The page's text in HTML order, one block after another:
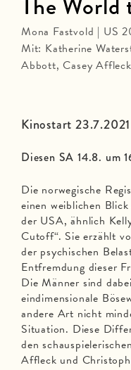
Kinostart 23.7.2021
Diesen SA 14.8. um
Die norwegische
einen weiblichen
der USA, ähnlich
Cutoff“. Sie erzählt
der psychischen
Entfremdung dieser
Die Männer sind
eindimensionale
andere Art nicht
Situation. Diese
den
Affleck und
Mona Fastvold | US
Mit: Katherine
Abbott, Casey Affleck